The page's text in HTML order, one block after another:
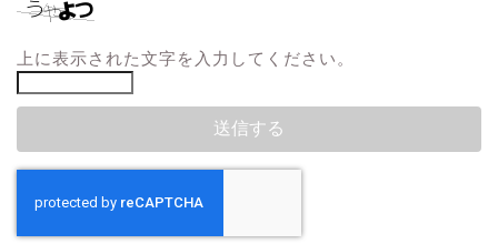
上に表示された文字を入力してください。